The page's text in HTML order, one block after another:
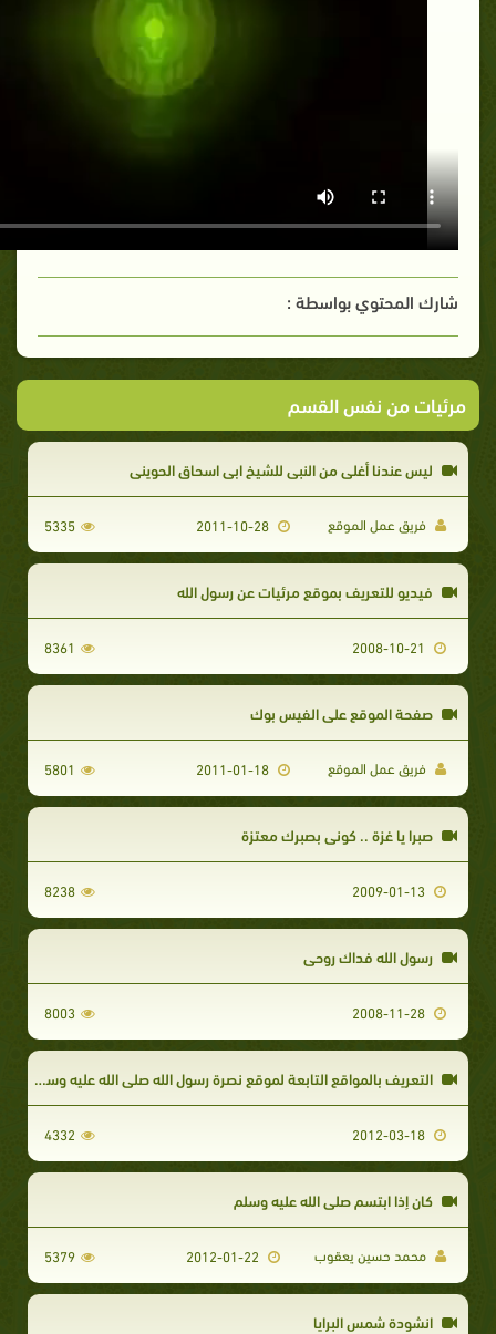
شارك المحتوي بواسطة :
مرئيات من نفس القسم
ليس عندنا أغلى من النبى للشيخ ابى اسحاق الحوينى
فريق عمل الموقع 5335
فيديو للتعريف بموقع مرئيات عن رسول الله
8361
صفحة الموقع على الفيس بوك
فريق عمل الموقع 5801
صبرا يا غزة .. كوني بصبرك معتزة
8238
رسول الله فداك روحى
8003
التعريف بالمواقع التابعة لموقع نصرة رسول الله صلى الله عليه وسلم
4332
كان إذا ابتسم صلى الله عليه وسلم
محمد حسين يعقوب 5379
انشودة شمس البرايا